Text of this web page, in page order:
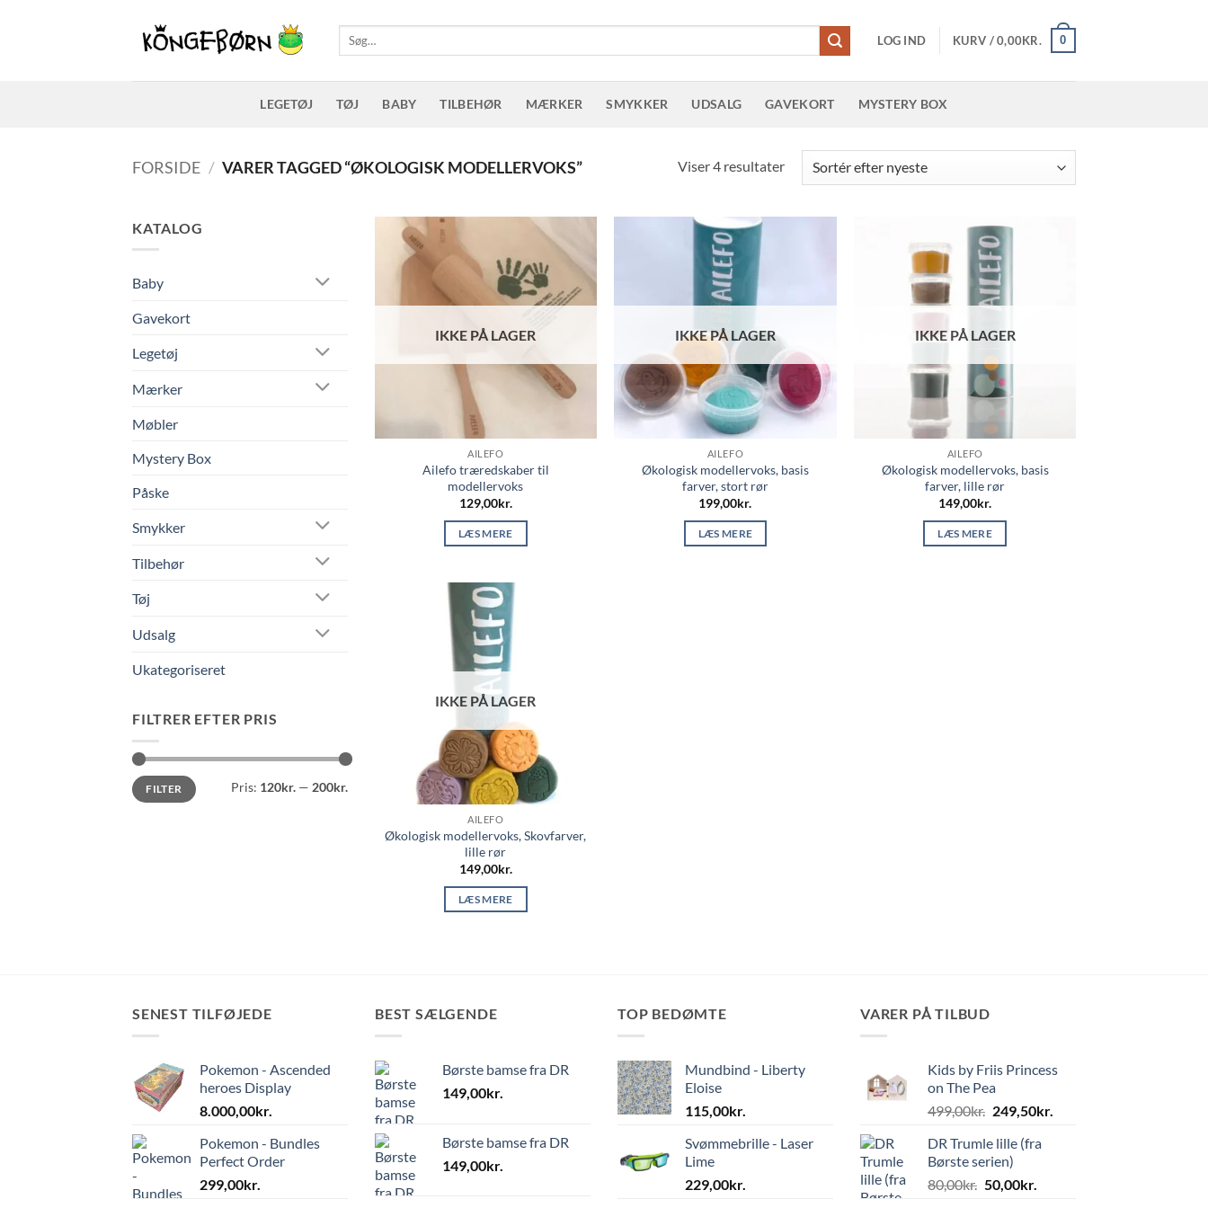
Søg
efter:
LOG IND KURV /0,00KR. 0
LEGETØJ TØJ BABY TILBEHØR MÆRKER SMYKKER UDSALG GAVEKORT MYSTERY BOX
FORSIDE / VARER TAGGED “ØKOLOGISK MODELLERVOKS” Viser 4 resultaterSorteret
efter
KATALOG
Baby
Gavekort
Legetøj
Mærker
Møbler
Mystery Box
Påske
Smykker
Tilbehør
Tøj
Udsalg
Ukategoriseret
FILTRER EFTER PRIS
Mindste
pris
Højeste
prisFILTER Pris: 120kr. — 200kr.
IKKE PÅ LAGER
AILEFO
Ailefo træredskaber til
modellervoks
129,00kr.
LÆS MERE
IKKE PÅ LAGER
AILEFO
Økologisk modellervoks, basis
farver, stort rør
199,00kr.
LÆS MERE
IKKE PÅ LAGER
AILEFO
Økologisk modellervoks, basis
farver, lille rør
149,00kr.
LÆS MERE
IKKE PÅ LAGER
AILEFO
Økologisk modellervoks, Skovfarver,
lille rør
149,00kr.
LÆS MERE
SENEST TILFØJEDE
Pokemon - Ascended
heroes Display
8.000,00kr.
Pokemon - Bundles
Perfect Order
299,00kr.
BEST SÆLGENDE
Børste bamse fra DR
149,00kr.
Børste bamse fra DR
149,00kr.
TOP BEDØMTE
Mundbind - Liberty
Eloise
115,00kr.
Svømmebrille - Laser
Lime
229,00kr.
VARER PÅ TILBUD
Kids by Friis Princess
on The Pea
499,00kr. Den
pris
var:
499,00kr..
249,50kr.
DR Trumle lille (fra
Børste serien)
80,00kr. Den
50,00kr.